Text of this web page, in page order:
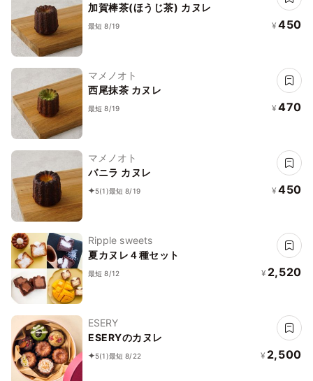
加賀棒茶(ほうじ茶) カヌレ
最短 8/19 ¥ 450
マメノオト
西尾抹茶 カヌレ
最短 8/19 ¥ 470
マメノオト
バニラ カヌレ
5(1)最短 8/19 ¥ 450
Ripple sweets
夏カヌレ４種セット
最短 8/12 ¥ 2,520
ESERY
ESERYのカヌレ
5(1)最短 8/22 ¥ 2,500